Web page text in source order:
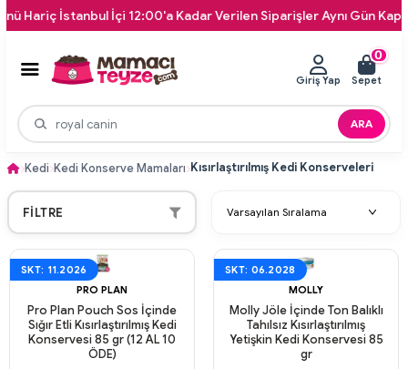
İçi 12:00'a Kadar Verilen Siparişler Aynı Gün Kapınıza
ARA
Giriş Yap
0
Sepet
Kedi Kedi Konserve Mamaları Kısırlaştırılmış Kedi Konserveleri
FILTRE
SKT: 11.2026
PRO PLAN
Pro Plan Pouch Sos İçinde
Sığır Etli Kısırlaştırılmış Kedi
Konservesi 85 gr (12 AL 10
ÖDE)
Aynı Gün Kargo
SKT: 06.2028
MOLLY
Molly Jöle İçinde Ton Balıklı
Tahılsız Kısırlaştırılmış
Yetişkin Kedi Konservesi 85
gr
Aynı Gün Kargo